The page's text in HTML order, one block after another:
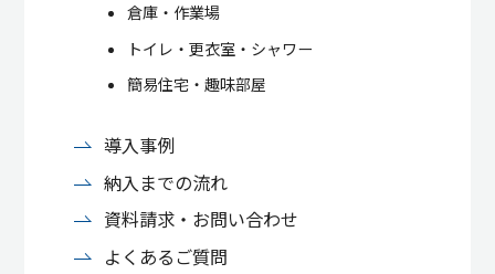
倉庫・作業場
トイレ・更衣室・シャワー
簡易住宅・趣味部屋
導入事例
納入までの流れ
資料請求・お問い合わせ
よくあるご質問